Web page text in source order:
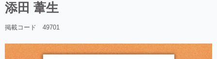
添田 葦生
掲載コード 49701